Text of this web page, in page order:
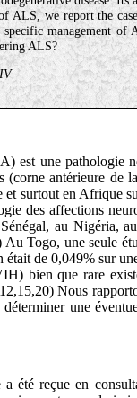
ALS, we report the
management
ALS?
est une pathologie
(corne antérieure
surtout en Afrique
des affections
au Nigéria,
Togo, une seule
de 0,049% sur
bien que rare
Nous
une
été reçue en